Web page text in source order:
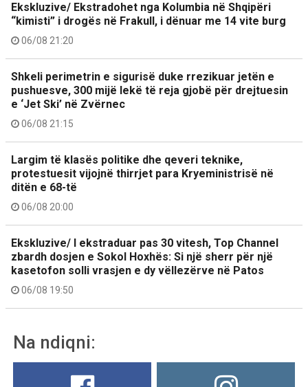
Ekskluzive/ Ekstradohet nga Kolumbia në Shqipëri
“kimisti” i drogës në Frakull, i dënuar me 14 vite burg
06/08 21:20
Shkeli perimetrin e sigurisë duke rrezikuar jetën e
pushuesve, 300 mijë lekë të reja gjobë për drejtuesin
e ‘Jet Ski’ në Zvërnec
06/08 21:15
Largim të klasës politike dhe qeveri teknike,
protestuesit vijojnë thirrjet para Kryeministrisë në
ditën e 68-të
06/08 20:00
Ekskluzive/ I ekstraduar pas 30 vitesh, Top Channel
zbardh dosjen e Sokol Hoxhës: Si një sherr për një
kasetofon solli vrasjen e dy vëllezërve në Patos
06/08 19:50
Na ndiqni: